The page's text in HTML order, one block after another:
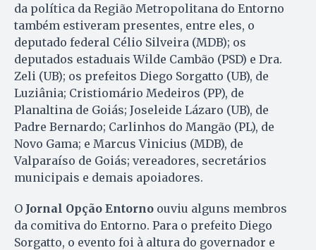
da política da Região Metropolitana do Entorno
também estiveram presentes, entre eles, o
deputado federal Célio Silveira (MDB); os
deputados estaduais Wilde Cambão (PSD) e Dra.
Zeli (UB); os prefeitos Diego Sorgatto (UB), de
Luziânia; Cristiomário Medeiros (PP), de
Planaltina de Goiás; Joseleide Lázaro (UB), de
Padre Bernardo; Carlinhos do Mangão (PL), de
Novo Gama; e Marcus Vinicius (MDB), de
Valparaíso de Goiás; vereadores, secretários
municipais e demais apoiadores.
O Jornal Opção Entorno ouviu alguns membros
da comitiva do Entorno. Para o prefeito Diego
Sorgatto, o evento foi à altura do governador e